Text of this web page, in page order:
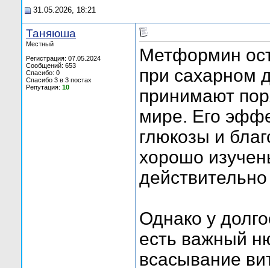
31.05.2026, 18:21
Таняюша
Местный
Регистрация: 07.05.2024
Сообщений: 653
Спасибо: 0
Спасибо 3 в 3 постах
Репутация: 10
Метформин
при сахарном
принимают
мире. Его
глюкозы и
хорошо
Однако у
есть важный
всасывание